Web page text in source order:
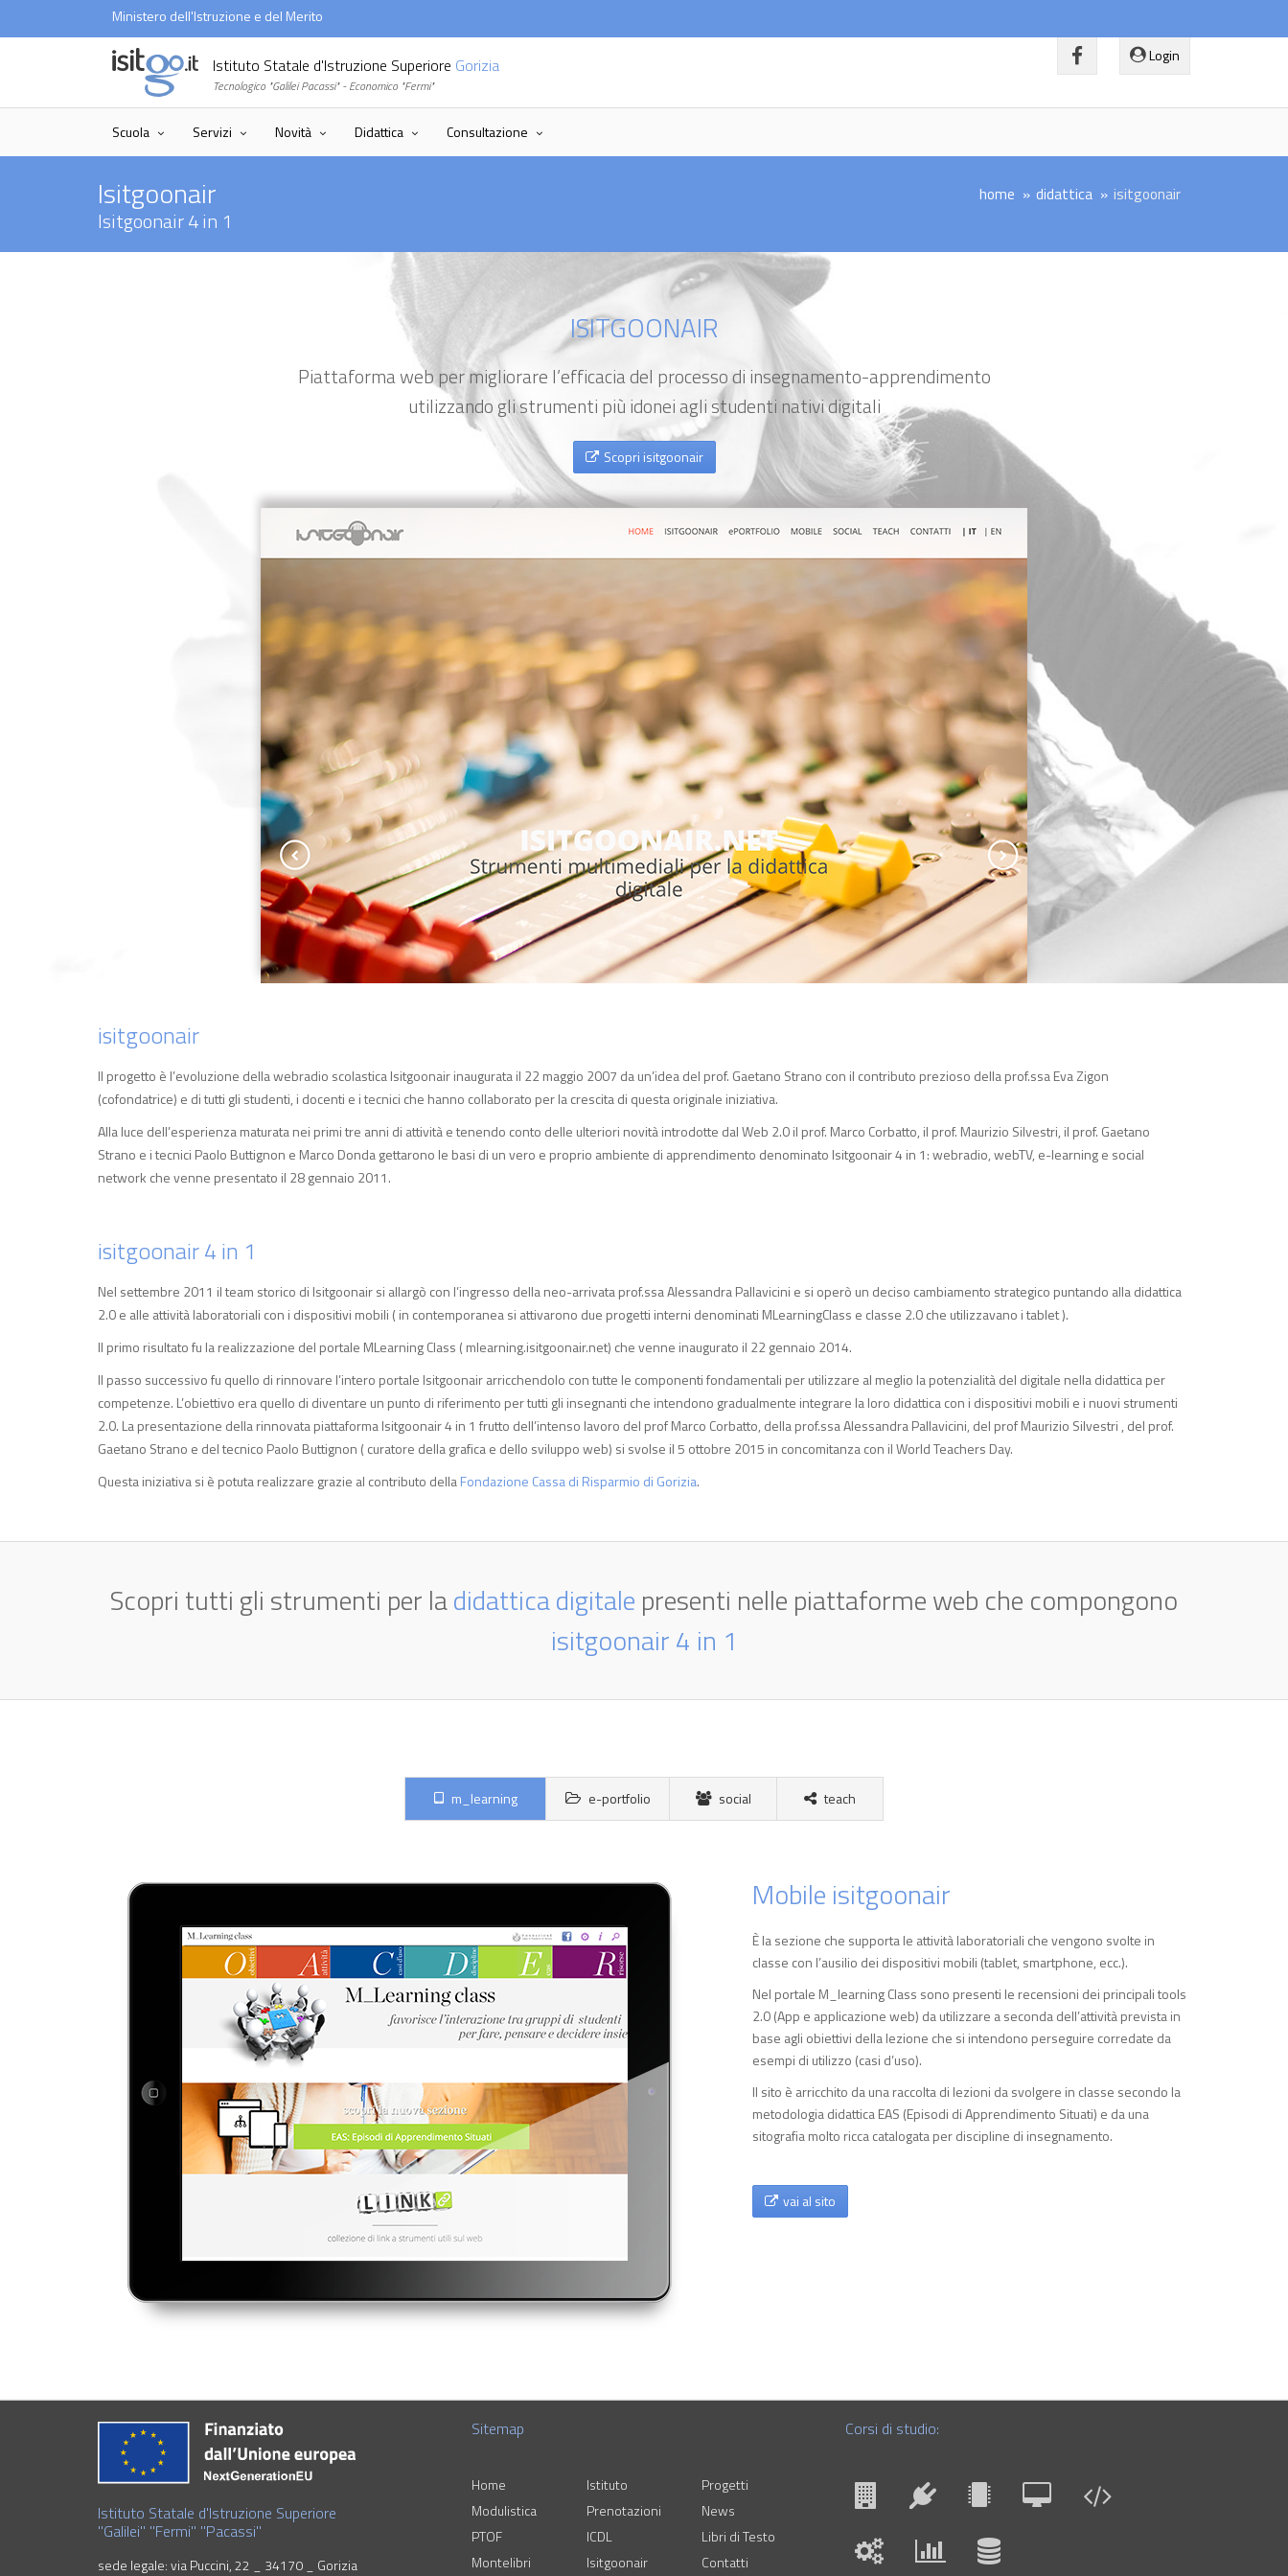
Ministero dell'Istruzione e del Merito
Istituto Statale d'Istruzione Superiore Gorizia
Tecnologico "Galilei Pacassi" - Economico "Fermi"
Login
Scuola Servizi Novità Didattica Consultazione
Isitgoonair
Isitgoonair 4 in 1
home didattica isitgoonair
isitgoonair
Piattaforma web per migliorare l’efficacia del processo di insegnamento-apprendimento
utilizzando gli strumenti più idonei agli studenti nativi digitali
Scopri isitgoonair
isitgoonair
Il progetto è l’evoluzione della webradio scolastica Isitgoonair inaugurata il 22 maggio 2007 da un’idea del prof. Gaetano Strano con il contributo prezioso della prof.ssa Eva Zigon
(cofondatrice) e di tutti gli studenti, i docenti e i tecnici che hanno collaborato per la crescita di questa originale iniziativa.
Alla luce dell’esperienza maturata nei primi tre anni di attività e tenendo conto delle ulteriori novità introdotte dal Web 2.0 il prof. Marco Corbatto, il prof. Maurizio Silvestri, il prof. Gaetano
Strano e i tecnici Paolo Buttignon e Marco Donda gettarono le basi di un vero e proprio ambiente di apprendimento denominato Isitgoonair 4 in 1: webradio, webTV, e-learning e social
network che venne presentato il 28 gennaio 2011.
isitgoonair 4 in 1
Nel settembre 2011 il team storico di Isitgoonair si allargò con l’ingresso della neo-arrivata prof.ssa Alessandra Pallavicini e si operò un deciso cambiamento strategico puntando alla didattica
2.0 e alle attività laboratoriali con i dispositivi mobili ( in contemporanea si attivarono due progetti interni denominati MLearningClass e classe 2.0 che utilizzavano i tablet ).
Il primo risultato fu la realizzazione del portale MLearning Class ( mlearning.isitgoonair.net) che venne inaugurato il 22 gennaio 2014.
Il passo successivo fu quello di rinnovare l’intero portale Isitgoonair arricchendolo con tutte le componenti fondamentali per utilizzare al meglio la potenzialità del digitale nella didattica per
competenze. L’obiettivo era quello di diventare un punto di riferimento per tutti gli insegnanti che intendono gradualmente integrare la loro didattica con i dispositivi mobili e i nuovi strumenti
2.0. La presentazione della rinnovata piattaforma Isitgoonair 4 in 1 frutto dell’intenso lavoro del prof Marco Corbatto, della prof.ssa Alessandra Pallavicini, del prof Maurizio Silvestri , del prof.
Gaetano Strano e del tecnico Paolo Buttignon ( curatore della grafica e dello sviluppo web) si svolse il 5 ottobre 2015 in concomitanza con il World Teachers Day.
Questa iniziativa si è potuta realizzare grazie al contributo dellaFondazione Cassa di Risparmio di Gorizia.
Scopri tutti gli strumenti per ladidattica digitale presenti nelle piattaforme web che compongono
isitgoonair 4 in 1
m_learning e-portfolio social teach
Mobile isitgoonair
È la sezione che supporta le attività laboratoriali che vengono svolte in
classe con l’ausilio dei dispositivi mobili (tablet, smartphone, ecc.).
Nel portale M_learning Class sono presenti le recensioni dei principali tools
2.0 (App e applicazione web) da utilizzare a seconda dell’attività prevista in
base agli obiettivi della lezione che si intendono perseguire corredate da
esempi di utilizzo (casi d’uso).
Il sito è arricchito da una raccolta di lezioni da svolgere in classe secondo la
metodologia didattica EAS (Episodi di Apprendimento Situati) e da una
sitografia molto ricca catalogata per discipline di insegnamento.
vai al sito
Istituto Statale d'Istruzione Superiore
"Galilei" "Fermi" "Pacassi"
sede legale: via Puccini, 22 _ 34170 _ Gorizia
Sitemap
Home Istituto
Progetti
Modulistica
Prenotazioni
News
PTOF
ICDL
Libri di Testo
Montelibri
Isitgoonair Contatti
Corsi di studio: